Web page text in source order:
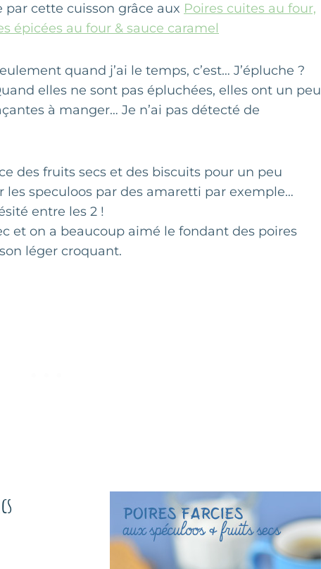
par cette cuisson grâce aux Poires cuites au four,
épicées au four & sauce caramel
quand j’ai le temps, c’est… J’épluche ?
elles ne sont pas épluchées, elles ont un peu
à manger… Je n’ai pas détecté de
des fruits secs et des biscuits pour un peu
les speculoos par des amaretti par exemple…
entre les 2 !
et on a beaucoup aimé le fondant des poires
léger croquant.